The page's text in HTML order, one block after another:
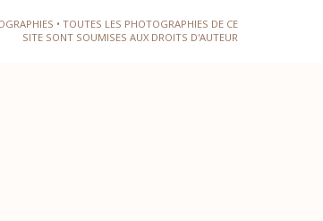
• TOUTES LES PHOTOGRAPHIES DE CE
SITE SONT SOUMISES AUX DROITS D'AUTEUR